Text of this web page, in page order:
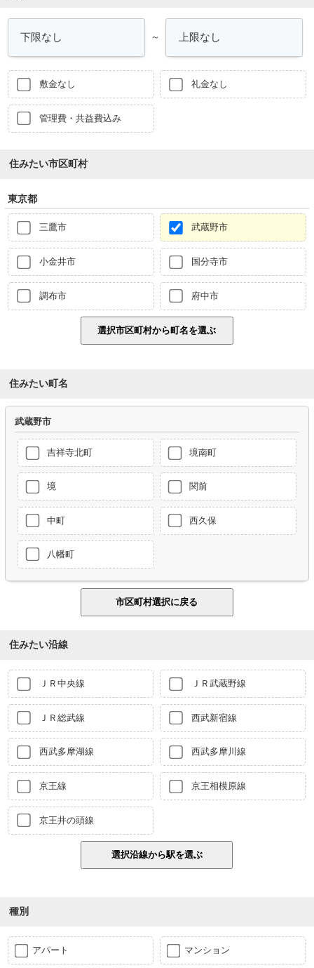
～
敷金なし 礼金なし
管理費・共益費込み
住みたい市区町村
東京都
三鷹市 武蔵野市
小金井市 国分寺市
調布市 府中市
住みたい町名
武蔵野市
吉祥寺北町 境南町
境 関前
中町 西久保
八幡町
住みたい沿線
ＪＲ中央線 ＪＲ武蔵野線
ＪＲ総武線 西武新宿線
西武多摩湖線 西武多摩川線
京王線 京王相模原線
京王井の頭線
種別
アパート マンション